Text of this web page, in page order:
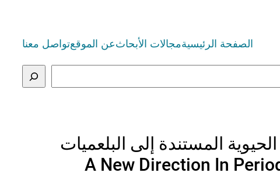
الصفحة الرئيسيةمجالات الأبحاثعن الموقعتواصل معنا
المستندة إلى البلعميات
A New Direction In